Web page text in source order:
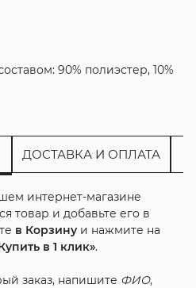
90% полиэстер, 10%
ДОСТАВКА И ОПЛАТА
интернет-магазине
товар и добавьте его в
в Корзинуи нажмите на
в 1 клик».
заказ, напишите ФИО,